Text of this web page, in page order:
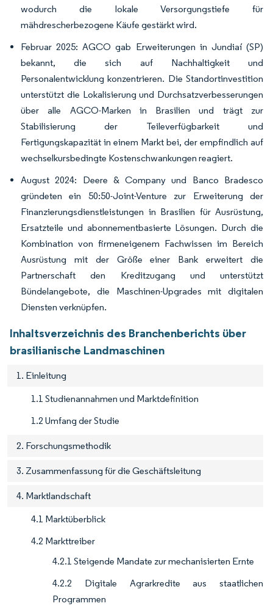
wodurch die lokale Versorgungstiefe für
mähdrescherbezogene Käufe gestärkt wird.
Februar 2025: AGCO gab Erweiterungen in Jundiaí (SP)
bekannt, die sich auf Nachhaltigkeit und
Personalentwicklung konzentrieren. Die Standortinvestition
unterstützt die Lokalisierung und Durchsatzverbesserungen
über alle AGCO-Marken in Brasilien und trägt zur
Stabilisierung der Teileverfügbarkeit und
Fertigungskapazität in einem Markt bei, der empfindlich auf
wechselkursbedingte Kostenschwankungen reagiert.
August 2024: Deere & Company und Banco Bradesco
gründeten ein 50:50-Joint-Venture zur Erweiterung der
Finanzierungsdienstleistungen in Brasilien für Ausrüstung,
Ersatzteile und abonnementbasierte Lösungen. Durch die
Kombination von firmeneigenem Fachwissen im Bereich
Ausrüstung mit der Größe einer Bank erweitert die
Partnerschaft den Kreditzugang und unterstützt
Bündelangebote, die Maschinen-Upgrades mit digitalen
Diensten verknüpfen.
Inhaltsverzeichnis des Branchenberichts über
brasilianische Landmaschinen
1. Einleitung
1.1 Studienannahmen und Marktdefinition
1.2 Umfang der Studie
2. Forschungsmethodik
3. Zusammenfassung für die Geschäftsleitung
4. Marktlandschaft
4.1 Marktüberblick
4.2 Markttreiber
4.2.1 Steigende Mandate zur mechanisierten Ernte
4.2.2 Digitale Agrarkredite aus staatlichen
Programmen